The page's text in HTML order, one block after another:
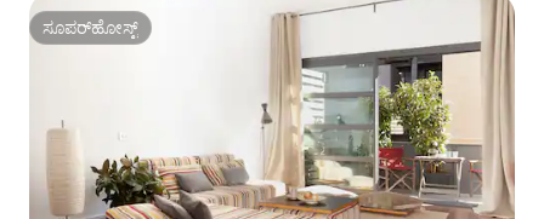
ಸೂಪರ್‌ಹೋಸ್ಟ್
ಸೂಪರ್‌ಹೋಸ್ಟ್